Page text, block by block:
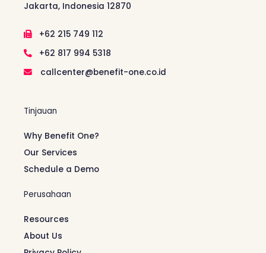
Jakarta, Indonesia 12870
+62 215 749 112
+62 817 994 5318
callcenter@benefit-one.co.id
Tinjauan
Why Benefit One?
Our Services
Schedule a Demo
Perusahaan
Resources
About Us